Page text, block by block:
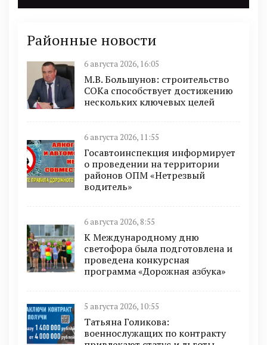
Районные новости
6 августа 2026, 16:05
М.В. Большунов: строительство
СОКа способствует достижению
нескольких ключевых целей
6 августа 2026, 11:55
Госавтоинспекция информирует
о проведении на территории
районов ОПМ «Нетрезвый
водитель»
6 августа 2026, 8:55
К Международному дню
светофора была подготовлена и
проведена конкурсная
программа «Дорожная азбука»
5 августа 2026, 10:55
Татьяна Голикова:
военнослужащих по контракту